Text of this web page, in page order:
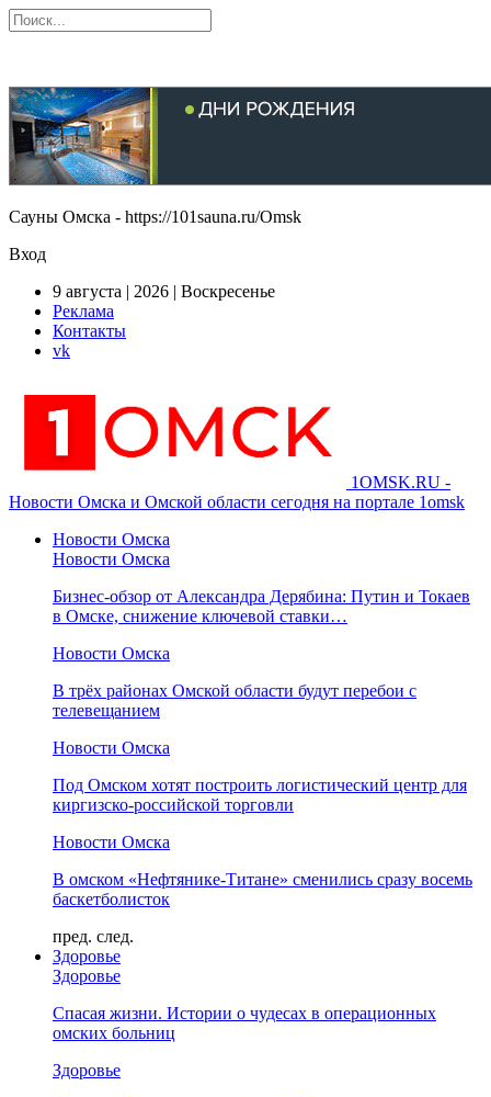
Сауны Омска - https://101sauna.ru/Omsk
Вход
9 августа | 2026 | Воскресенье
Реклама
Контакты
vk
1OMSK.RU -
Новости Омска и Омской области сегодня на портале 1omsk
Новости Омска
Новости Омска
Бизнес-обзор от Александра Дерябина: Путин и Токаев
в Омске, снижение ключевой ставки…
Новости Омска
В трёх районах Омской области будут перебои с
телевещанием
Новости Омска
Под Омском хотят построить логистический центр для
киргизско-российской торговли
Новости Омска
В омском «Нефтянике-Титане» сменились сразу восемь
баскетболисток
пред. след.
Здоровье
Здоровье
Спасая жизни. Истории о чудесах в операционных
омских больниц
Здоровье